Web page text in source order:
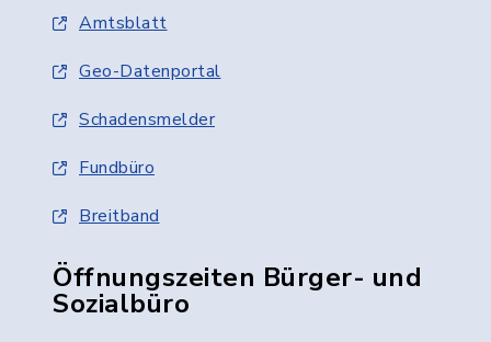
Amtsblatt
Geo-Datenportal
Schadensmelder
Fundbüro
Breitband
Öffnungszeiten Bürger- und
Sozialbüro